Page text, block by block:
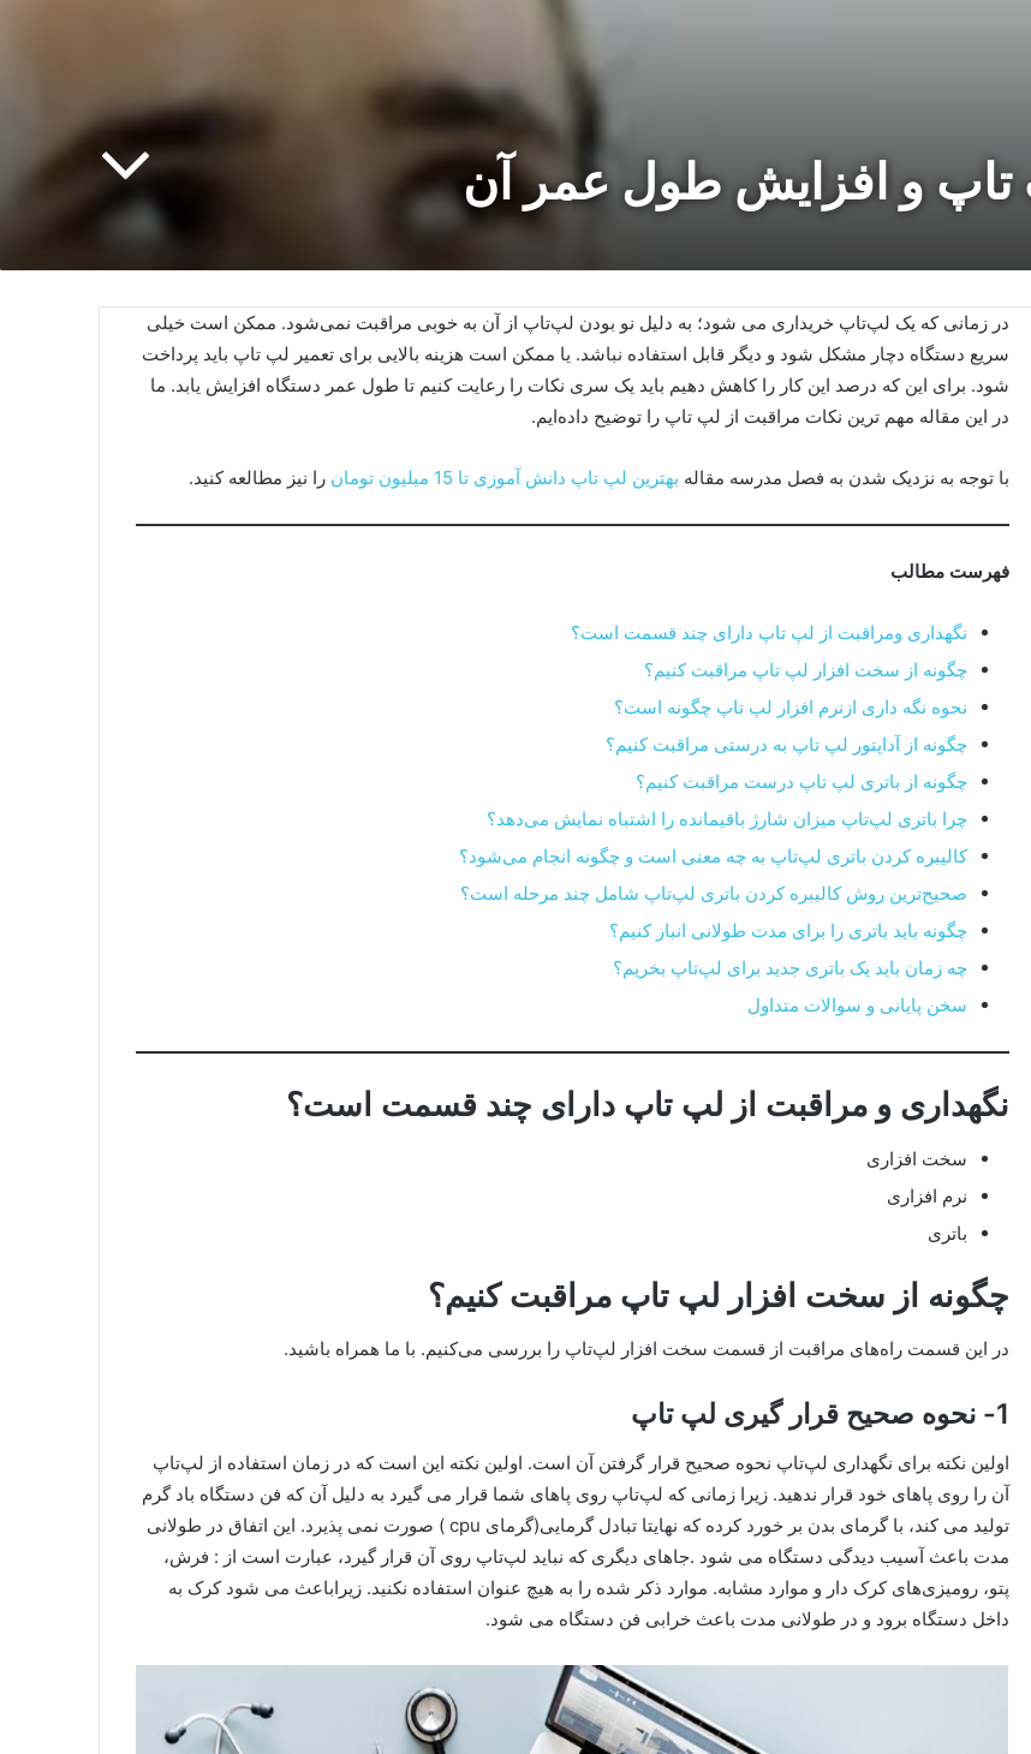
تاپ و افزایش طول عمر آن
در زمانی که یک لپ‌تاپ خریداری می شود؛ به دلیل نو بودن لپ‌تاپ از آن به خوبی مراقبت نمی‌شود. ممکن است خیلی
سریع دستگاه دچار مشکل شود و دیگر قابل استفاده نباشد. یا ممکن است هزینه بالایی برای تعمیر لپ تاپ باید پرداخت
شود. برای این که درصد این کار را کاهش دهیم باید یک سری نکات را رعایت کنیم تا طول عمر دستگاه افزایش یابد. ما
در این مقاله مهم ترین نکات مراقبت از لپ تاپ را توضیح داده‌ایم.
با توجه به نزدیک شدن به فصل مدرسه مقاله بهترین لپ تاپ دانش آموزی تا 15 میلیون تومان را نیز مطالعه کنید.
فهرست مطالب
نگهداری ومراقبت از لپ تاپ دارای چند قسمت است؟
چگونه از سخت افزار لپ تاپ مراقبت کنیم؟
نحوه نگه داری ازنرم افزار لپ تاپ چگونه است؟
چگونه از آداپتور لپ تاپ به درستی مراقبت کنیم؟
چگونه از باتری لپ تاپ درست مراقبت کنیم؟
چرا باتری لپ‌تاپ میزان شارژ باقیمانده را اشتباه نمایش می‌دهد؟
کالیبره کردن باتری لپ‌تاپ به چه معنی است و چگونه انجام می‌شود؟
صحیح‌ترین روش کالیبره کردن باتری لپ‌تاپ شامل چند مرحله است؟
چگونه باید باتری را برای مدت طولانی انبار کنیم؟
چه زمان باید یک باتری جدید برای لپ‌تاپ بخریم؟
سخن پایانی و سوالات متداول
نگهداری و مراقبت از لپ تاپ دارای چند قسمت است؟
سخت افزاری
نرم افزاری
باتری
چگونه از سخت افزار لپ تاپ مراقبت کنیم؟
در این قسمت راه‌های مراقبت از قسمت سخت افزار لپ‌تاپ را بررسی می‌کنیم. با ما همراه باشید.
1- نحوه صحیح قرار گیری لپ تاپ
اولین نکته برای نگهداری لپ‌تاپ نحوه صحیح قرار گرفتن آن است. اولین نکته این است که در زمان استفاده از لپ‌تاپ
آن را روی پاهای خود قرار ندهید. زیرا زمانی که لپ‌تاپ روی پاهای شما قرار می گیرد به دلیل آن که فن دستگاه باد گرم
تولید می کند، با گرمای بدن بر خورد کرده که نهایتا تبادل گرمایی(گرمای cpu ) صورت نمی پذیرد. این اتفاق در طولانی
مدت باعث آسیب دیدگی دستگاه می شود .جاهای دیگری که نباید لپ‌تاپ روی آن قرار گیرد، عبارت است از : فرش،
پتو، رومیزی‌های کرک دار و موارد مشابه. موارد ذکر شده را به هیچ عنوان استفاده نکنید. زیراباعث می شود کرک به
داخل دستگاه برود و در طولانی مدت باعث خرابی فن دستگاه می شود.